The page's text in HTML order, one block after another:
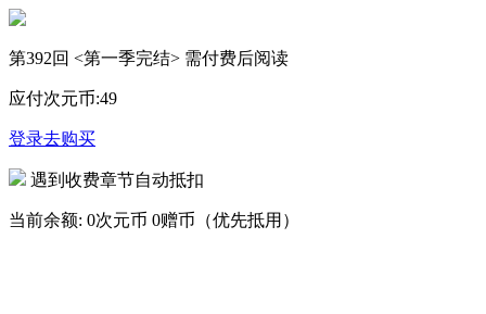
第392回 <第一季完结> 需付费后阅读
应付次元币:49
登录去购买
遇到收费章节自动抵扣
当前余额: 0次元币 0赠币（优先抵用）